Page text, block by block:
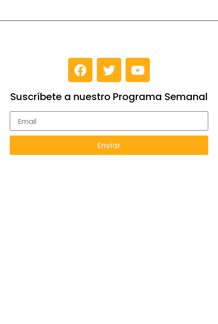
Suscríbete a nuestro Programa Semanal
Enviar